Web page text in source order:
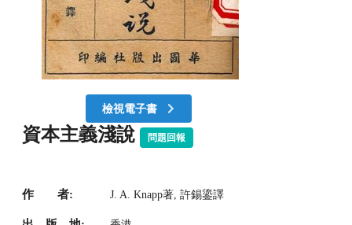
檢視電子書
資本主義淺說 問題回報
作 者: J. A. Knapp著, 許錫鎏譯